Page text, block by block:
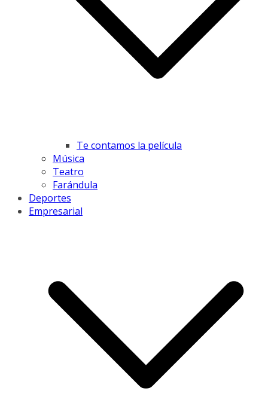
Te contamos la película
Música
Teatro
Farándula
Deportes
Empresarial